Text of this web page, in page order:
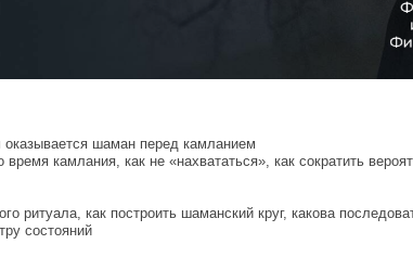
шаман перед камланием
камлания, как не «нахвататься», как сократить
ритуала, как построить шаманский круг, какова
состояний